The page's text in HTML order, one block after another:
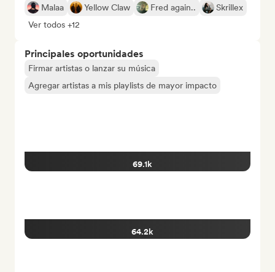
Malaa
Yellow Claw Fred again..
Skrillex
Ver todos +12
Principales oportunidades
Firmar artistas o lanzar su música
Agregar artistas a mis playlists de mayor impacto
69.1k
64.2k